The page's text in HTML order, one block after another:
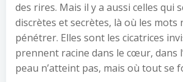
des rires. Mais il y a aussi celles qui
discrètes et secrètes, là où les mots
pénétrer. Elles sont les cicatrices
prennent racine dans le cœur, dans
peau n’atteint pas, mais où tout se